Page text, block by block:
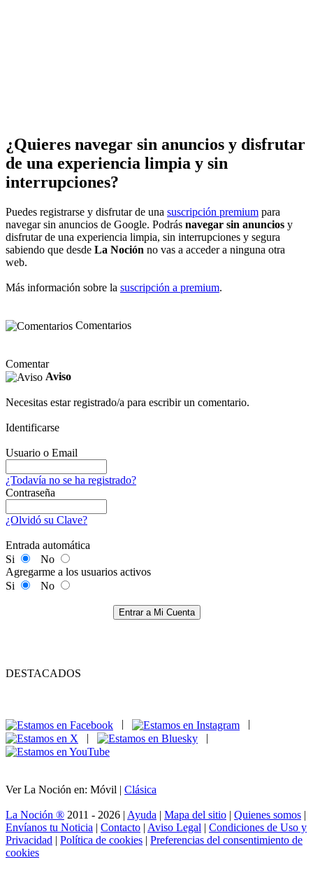
¿Quieres navegar sin anuncios y disfrutar
de una experiencia limpia y sin
interrupciones?
Puedes registrarse y disfrutar de una suscripción premium para
navegar sin anuncios de Google. Podrás navegar sin anuncios y
disfrutar de una experiencia limpia, sin interrupciones y segura
sabiendo que desde La Noción no vas a acceder a ninguna otra
web.
Más información sobre la suscripción a premium.
Comentarios
Comentar
Aviso
Necesitas estar registrado/a para escribir un comentario.
Identificarse
Usuario o Email
¿Todavía no se ha registrado?
Contraseña
¿Olvidó su Clave?
Entrada automática
Si
No
Agregarme a los usuarios activos
Si
No
Entrar a Mi Cuenta
DESTACADOS
|
|
Ver La Noción en: Móvil | Clásica
La Noción ® 2011 - 2026 | Ayuda | Mapa del sitio | Quienes somos |
Envíanos tu Noticia | Contacto | Aviso Legal | Condiciones de Uso y
Privacidad | Política de cookies | Preferencias del consentimiento de
cookies